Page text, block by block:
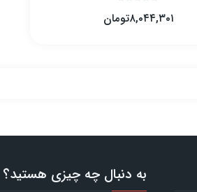
تومان۸,۰۴۴,۳۰۱
به دنبال چه چیزی هستید؟